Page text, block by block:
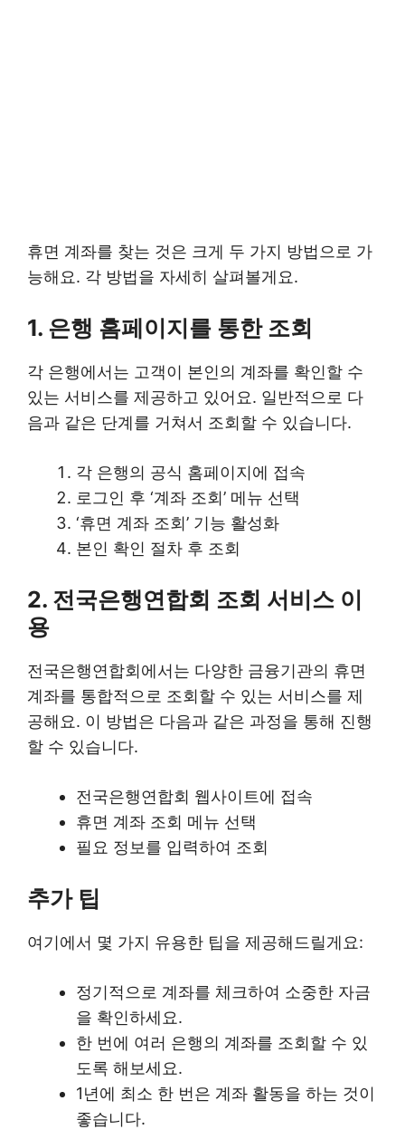
휴면 계좌를 찾는 것은 크게 두 가지 방법으로 가
능해요. 각 방법을 자세히 살펴볼게요.
1. 은행 홈페이지를 통한 조회
각 은행에서는 고객이 본인의 계좌를 확인할 수
있는 서비스를 제공하고 있어요. 일반적으로 다
음과 같은 단계를 거쳐서 조회할 수 있습니다.
각 은행의 공식 홈페이지에 접속
로그인 후 ‘계좌 조회’ 메뉴 선택
‘휴면 계좌 조회’ 기능 활성화
본인 확인 절차 후 조회
2. 전국은행연합회 조회 서비스 이
용
전국은행연합회에서는 다양한 금융기관의 휴면
계좌를 통합적으로 조회할 수 있는 서비스를 제
공해요. 이 방법은 다음과 같은 과정을 통해 진행
할 수 있습니다.
전국은행연합회 웹사이트에 접속
휴면 계좌 조회 메뉴 선택
필요 정보를 입력하여 조회
추가 팁
여기에서 몇 가지 유용한 팁을 제공해드릴게요:
정기적으로 계좌를 체크하여 소중한 자금
을 확인하세요.
한 번에 여러 은행의 계좌를 조회할 수 있
도록 해보세요.
1년에 최소 한 번은 계좌 활동을 하는 것이
좋습니다.